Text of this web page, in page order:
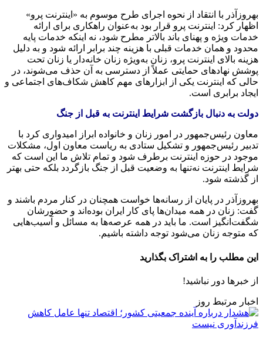
بهروزآذر با انتقاد از نحوه اجرای طرح موسوم به «اینترنت پرو»
اظهار کرد: اینترنت پرو قرار بود به‌عنوان راهکاری برای ارائه
خدمات ویژه و پهنای باند بالاتر مطرح شود، نه اینکه خدمات پایه
محدود و همان خدمات قبلی با هزینه چند برابر ارائه شود و به دلیل
هزینه بالای اینترنت پرو، زنان به‌ویژه زنان خانه‌دار یا زنان تحت
پوشش نهادهای حمایتی عملاً از دسترسی به آن حذف می‌شوند، در
حالی که اینترنت یکی از ابزارهای مهم کاهش شکاف‌های اجتماعی و
ایجاد برابری است.
دولت به دنبال بازگشت شرایط اینترنت به قبل از جنگ
معاون رئیس‌جمهور در امور زنان و خانواده ابراز امیدواری کرد با
تدبیر رئیس‌جمهور و تشکیل ستادی به ریاست معاون اول، مشکلات
موجود در حوزه اینترنت برطرف شود و تمام تلاش ما این است که
شرایط اینترنت نه‌تنها به وضعیت قبل از جنگ بازگردد بلکه حتی بهتر
از گذشته شود.
بهروزآذر در پایان از رسانه‌ها خواست همچنان در کنار مردم باشند و
گفت: زنان در همه میدان‌ها پای کار ایران بوده‌اند و حضورشان
شگفت‌انگیز است. ما باید در همه عرصه‌ها به مسائل و آسیب‌هایی
که متوجه زنان می‌شود توجه داشته باشیم.
این مطلب را به اشتراک بگذارید
از خبرها دور نباشید!
اخبار مرتبط روز